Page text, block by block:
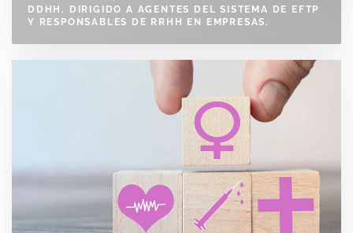
DDHH, DIRIGIDO A AGENTES DEL SISTEMA DE EFTP
Y RESPONSABLES DE RRHH EN EMPRESAS.